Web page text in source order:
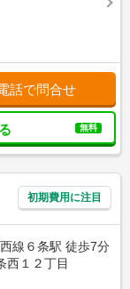
話で問合せ
無料
初期費用に注目
線６条駅 徒歩7分
西１２丁目